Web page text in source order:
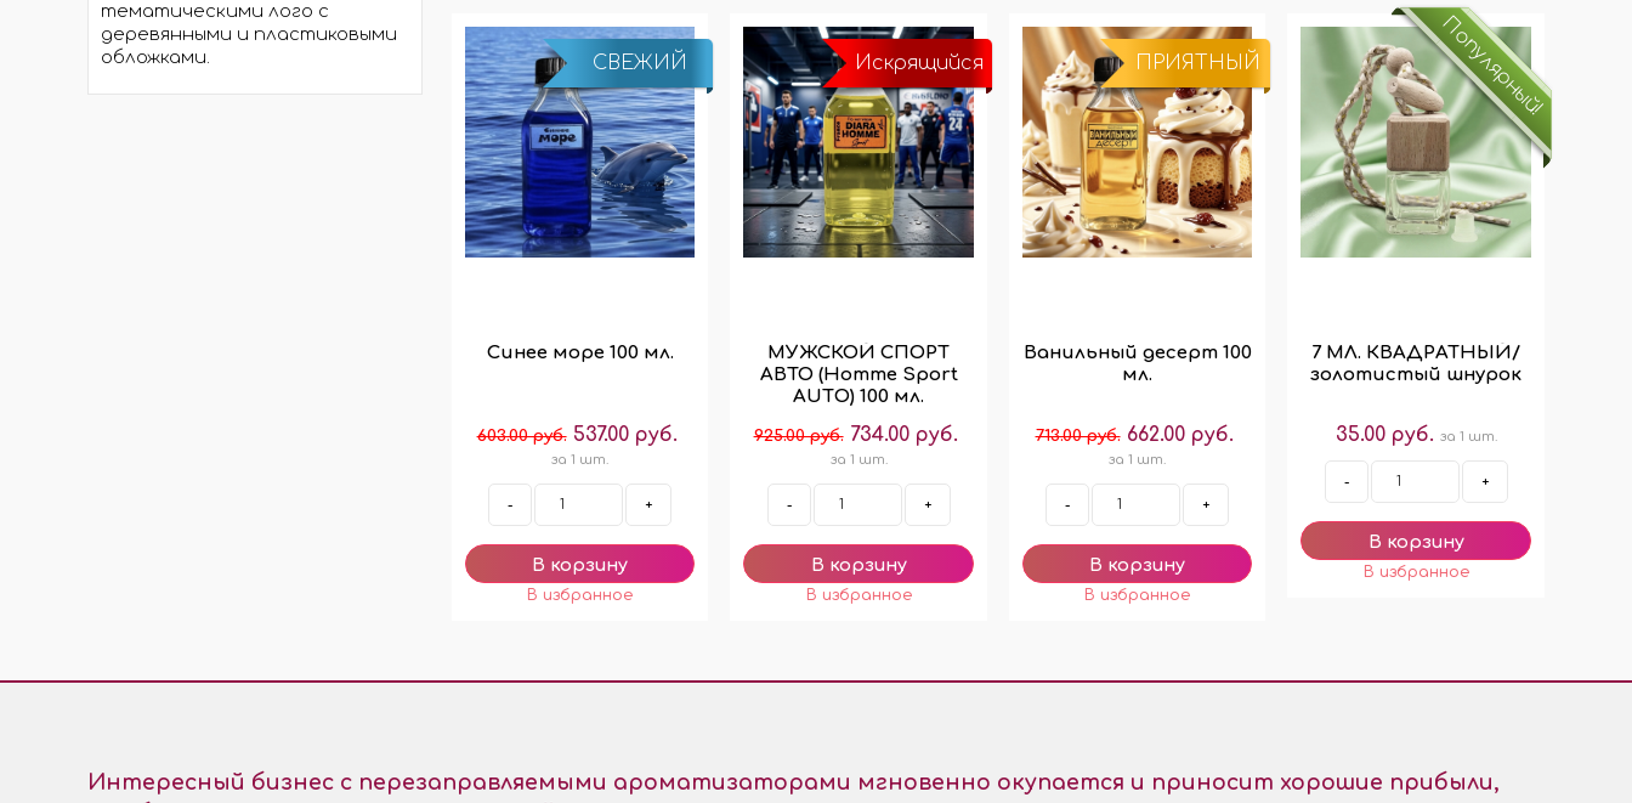
СВЕЖИЙ
Синее море 100 мл.
603.00 руб. 537.00 руб.
за 1 шт.
- +
Искрящийся
МУЖСКОЙ СПОРТ
АВТО (Homme Sport
AUTО) 100 мл.
925.00 руб. 734.00 руб.
за 1 шт.
- +
ПРИЯТНЫЙ
Ванильный десерт 100
мл.
713.00 руб. 662.00 руб.
за 1 шт.
- +
Популярный!
7 МЛ. КВАДРАТНЫЙ/
золотистый шнурок
35.00 руб. за 1 шт.
- +
тематическими лого с
деревянными и пластиковыми
обложками.
Интересный бизнес с перезаправляемыми ароматизаторами мгновенно окупается и приносит хорошие прибыли,